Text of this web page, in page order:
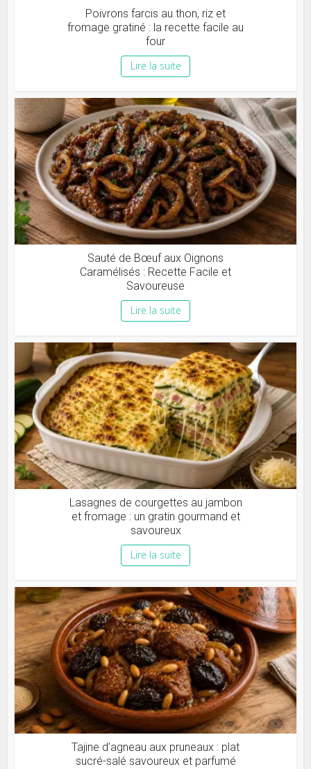
Poivrons farcis au thon, riz et
fromage gratiné : la recette facile au
four
Lire la suite
Sauté de Bœuf aux Oignons
Caramélisés : Recette Facile et
Savoureuse
Lire la suite
Lasagnes de courgettes au jambon
et fromage : un gratin gourmand et
savoureux
Lire la suite
Tajine d’agneau aux pruneaux : plat
sucré-salé savoureux et parfumé